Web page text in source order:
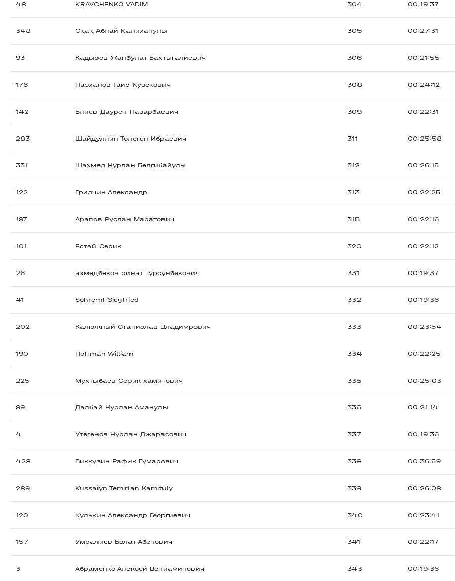
48 KRAVCHENKO VADIM 304 00:19:37
348 Сқақ Аблай Қалиханулы 305 00:27:31
93 Кадыров Жанбулат Бахтыгалиевич 306 00:21:55
176 Назханов Таир Кузекович 308 00:24:12
142 Блиев Даурен Назарбаевич 309 00:22:31
283 Шайдуллин Толеген Ибраевич 311 00:25:58
331 Шахмед Нурлан Белгибайулы 312 00:26:15
122 Гридчин Александр 313 00:22:25
197 Арапов Руслан Маратович 315 00:22:16
101 Естай Серик 320 00:22:12
26 ахмедбеков ринат турсунбекович 331 00:19:37
41 Schremf Siegfried 332 00:19:36
202 Калюжный Станислав Владимрович 333 00:23:54
190 Hoffman William 334 00:22:25
225 Мухтыбаев Серик хамитович 335 00:25:03
99 Далбай Нурлан Аманулы 336 00:21:14
4 Утегенов Нурлан Джарасович 337 00:19:36
428 Биккузин Рафик Гумарович 338 00:36:59
289 Kussaiyn Temirlan Kamituly 339 00:26:08
120 Кулькин Александр Георгиевич 340 00:23:41
157 Умралиев Болат Абенович 341 00:22:17
3 Абраменко Алексей Вениаминович 343 00:19:36